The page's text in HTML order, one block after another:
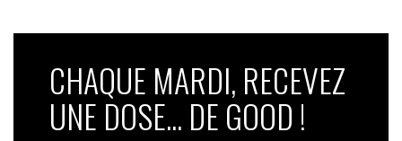
CHAQUE MARDI, RECEVEZ
UNE DOSE... DE GOOD !